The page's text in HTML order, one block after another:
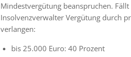
Mindestvergütung beanspruchen.
Insolvenzverwalter Vergütung durch
verlangen:
bis 25.000 Euro: 40 Prozent